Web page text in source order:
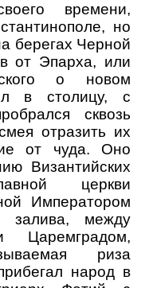
времени,
но
берегах Черной
от Эпарха, или
о новом
в столицу, с
сквозь
отразить их
от чуда. Оно
Византийских
церкви
Императором
залива, между
риза
народ в